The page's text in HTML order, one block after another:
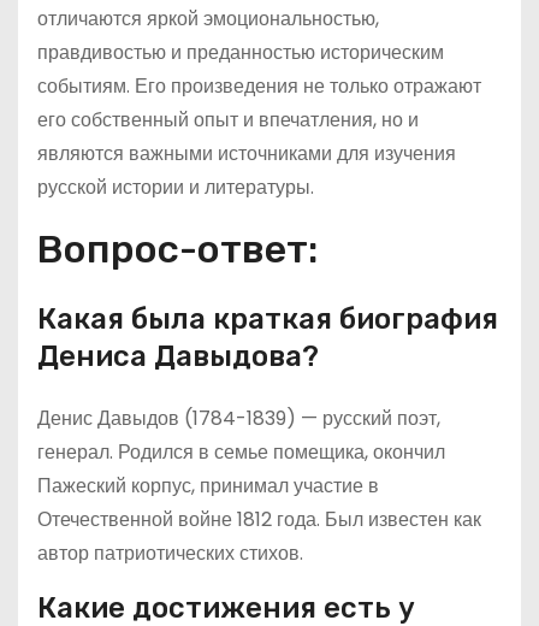
отличаются яркой эмоциональностью,
правдивостью и преданностью историческим
событиям. Его произведения не только отражают
его собственный опыт и впечатления, но и
являются важными источниками для изучения
русской истории и литературы.
Вопрос-ответ:
Какая была краткая биография
Дениса Давыдова?
Денис Давыдов (1784-1839) — русский поэт,
генерал. Родился в семье помещика, окончил
Пажеский корпус, принимал участие в
Отечественной войне 1812 года. Был известен как
автор патриотических стихов.
Какие достижения есть у